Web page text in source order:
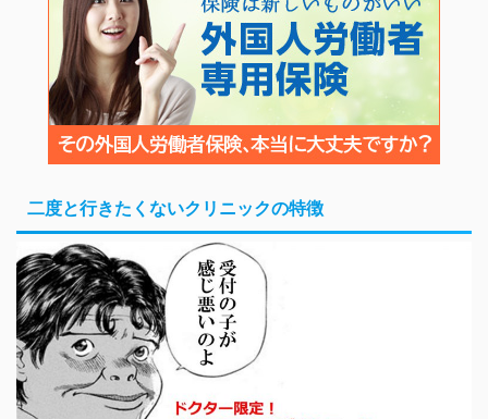
二度と行きたくないクリニックの特徴